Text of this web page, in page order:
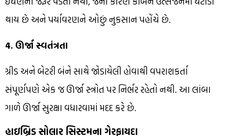
થાય છે અને પર્યાવરણને ઓછું નુકસાન પહોંચે છે.
4. ઊર્જા સ્વતંત્રતા
ગ્રીડ અને બેટરી બંને સાથે જોડાયેલી હોવાથી વપરાશકર્તા
સંપૂર્ણપણે એક જ ઊર્જા સ્ત્રોત પર નિર્ભર રહેતો નથી. આ લાંબા
ગાળે ઊર્જા સુરક્ષા વધારવામાં મદદ કરે છે.
હાઇબ્રિડ સોલાર સિસ્ટમના ગેરફાયદા